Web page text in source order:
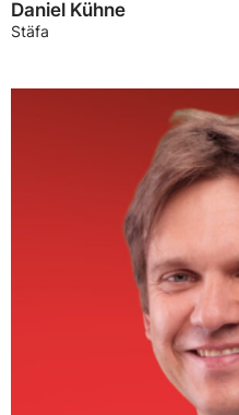
Daniel Kühne
Stäfa